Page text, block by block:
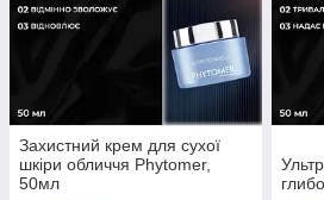
Захистний крем для сухої
шкіри обличчя Phytomer,
50мл